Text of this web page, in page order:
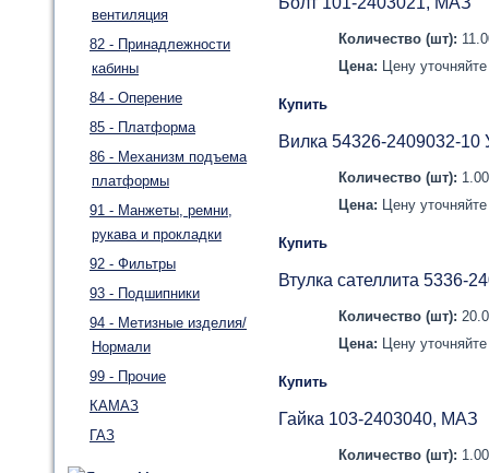
вентиляция
82 - Принадлежности
кабины
84 - Оперение
85 - Платформа
86 - Механизм подъема
платформы
91 - Манжеты, ремни,
рукава и прокладки
92 - Фильтры
93 - Подшипники
94 - Метизные изделия/
Нормали
99 - Прочие
КАМАЗ
ГАЗ
Количество (шт):
Цена: Цену
Купить
Вилка 54326-2409032-10
Количество (шт):
Цена: Цену
Купить
Втулка сателлита 5336-
Количество (шт):
Цена: Цену
Купить
Гайка 103-2403040, МАЗ
Количество (шт):